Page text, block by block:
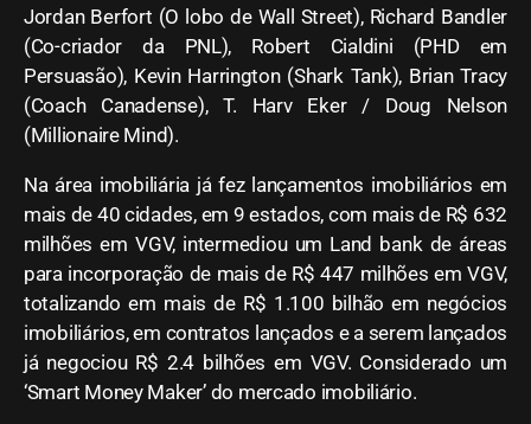
Jordan Berfort (O lobo de Wall Street), Richard Bandler
(Co-criador da PNL), Robert Cialdini (PHD em
Persuasão), Kevin Harrington (Shark Tank), Brian Tracy
(Coach Canadense), T. Harv Eker / Doug Nelson
(Millionaire Mind).
Na área imobiliária já fez lançamentos imobiliários em
mais de 40 cidades, em 9 estados, com mais de R$ 632
milhões em VGV, intermediou um Land bank de áreas
para incorporação de mais de R$ 447 milhões em VGV,
totalizando em mais de R$ 1.100 bilhão em negócios
imobiliários, em contratos lançados e a serem lançados
já negociou R$ 2.4 bilhões em VGV. Considerado um
‘Smart Money Maker’ do mercado imobiliário.